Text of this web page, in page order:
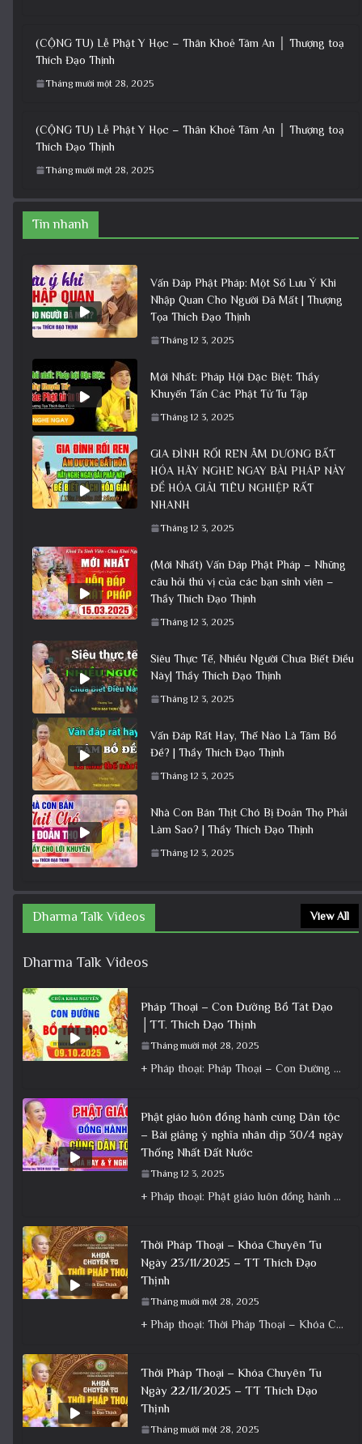
(CỘNG TU) Lễ Phật Y Học – Thân Khoẻ Tâm An │ Thượng toạ
Thích Đạo Thịnh
Tháng mười một 28, 2025
(CỘNG TU) Lễ Phật Y Học – Thân Khoẻ Tâm An │ Thượng toạ
Thích Đạo Thịnh
Tháng mười một 28, 2025
Tin nhanh
Vấn Đáp Phật Pháp: Một Số Lưu Ý Khi
Nhập Quan Cho Người Đã Mất | Thượng
Tọa Thích Đạo Thịnh
Tháng 12 3, 2025
Mới Nhất: Pháp Hội Đặc Biệt: Thầy
Khuyến Tấn Các Phật Tử Tu Tập
Tháng 12 3, 2025
GIA ĐÌNH RỐI REN ÂM DƯƠNG BẤT
HÓA HÃY NGHE NGAY BÀI PHÁP NÀY
ĐỂ HÓA GIẢI TIÊU NGHIỆP RẤT
NHANH
Tháng 12 3, 2025
(Mới Nhất) Vấn Đáp Phật Pháp – Những
câu hỏi thú vị của các bạn sinh viên –
Thầy Thích Đạo Thịnh
Tháng 12 3, 2025
Siêu Thực Tế, Nhiều Người Chưa Biết Điều
Này| Thầy Thích Đạo Thịnh
Tháng 12 3, 2025
Vấn Đáp Rất Hay, Thế Nào Là Tâm Bồ
Đề? | Thầy Thích Đạo Thịnh
Tháng 12 3, 2025
Nhà Con Bán Thịt Chó Bị Đoản Thọ Phải
Làm Sao? | Thầy Thích Đạo Thịnh
Tháng 12 3, 2025
Dharma Talk Videos View All
Dharma Talk Videos
Pháp Thoại – Con Đường Bồ Tát Đạo
│TT. Thích Đạo Thịnh
Tháng mười một 28, 2025
+ Pháp thoại: Pháp Thoại – Con Đường Bồ Tát Đạo │TT. Thích Đạo Thịnh + Album: Pháp Thoại +
Phật giáo luôn đồng hành cùng Dân tộc
– Bài giảng ý nghĩa nhân dịp 30/4 ngày
Thống Nhất Đất Nước
Tháng 12 3, 2025
+ Pháp thoại: Phật giáo luôn đồng hành cùng Dân tộc – Bài giảng ý nghĩa nhân dịp 30/4 ngày
Thời Pháp Thoại – Khóa Chuyên Tu
Ngày 23/11/2025 – TT Thích Đạo
Thịnh
Tháng mười một 28, 2025
+ Pháp thoại: Thời Pháp Thoại – Khóa Chuyên Tu Ngày 23/11/2025 – TT Thích Đạo Thịnh + Album: Pháp
Thời Pháp Thoại – Khóa Chuyên Tu
Ngày 22/11/2025 – TT Thích Đạo
Thịnh
Tháng mười một 28, 2025